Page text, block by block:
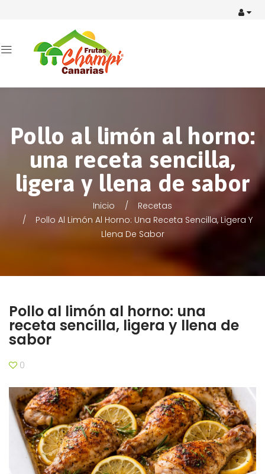
Pollo al limón al horno:
una receta sencilla,
ligera y llena de sabor
Inicio
Recetas
Pollo Al Limón Al Horno: Una Receta Sencilla, Ligera Y
Llena De Sabor
Pollo al limón al horno: una
receta sencilla, ligera y llena de
sabor
0